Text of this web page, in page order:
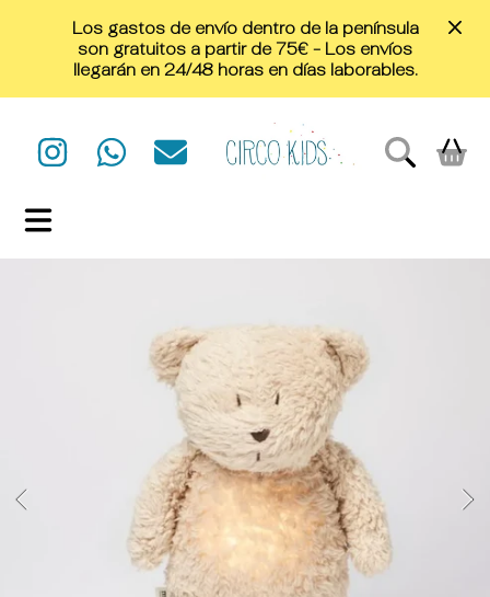
IR DIRECTAMENTE AL CONTENIDO
Los gastos de envío dentro de la península
son gratuitos a partir de 75€ - Los envíos
llegarán en 24/48 horas en días laborables.
INSTAGRAMWHATSAPPEMAIL
CIRCO KIDS
CARRITO